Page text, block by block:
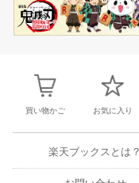
買い物かご お気に入り
楽天ブックスとは？